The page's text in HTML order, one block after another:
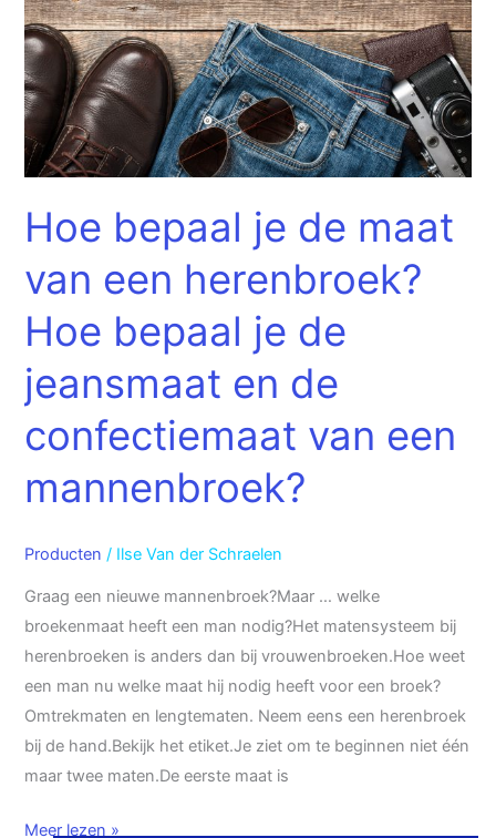
Hoe bepaal je de maat
van een herenbroek?
Hoe bepaal je de
jeansmaat en de
confectiemaat van een
mannenbroek?
Producten / Ilse Van der Schraelen
Graag een nieuwe mannenbroek?Maar … welke
broekenmaat heeft een man nodig?Het matensysteem bij
herenbroeken is anders dan bij vrouwenbroeken.Hoe weet
een man nu welke maat hij nodig heeft voor een broek?
Omtrekmaten en lengtematen. Neem eens een herenbroek
bij de hand.Bekijk het etiket.Je ziet om te beginnen niet één
maar twee maten.De eerste maat is
maat
van
een
herenbroek?
Hoe
bepaal
de
en
de
confectiemaat
van
een
mannenbroek?
Meer lezen »